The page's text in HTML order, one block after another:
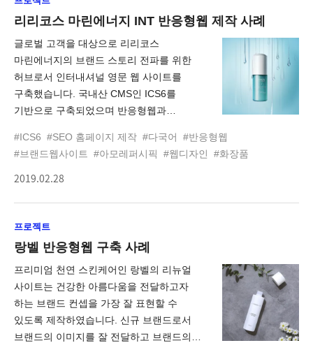
어워드 'best of the best' 수상
리리코스 마린에너지 INT 반응형웹 제작 사례
글로벌 고객을 대상으로 리리코스
마린에너지의 브랜드 스토리 전파를 위한
허브로서 인터내셔널 영문 웹 사이트를
구축했습니다. 국내산 CMS인 ICS6를
기반으로 구축되었으며 반응형웹과
아모레퍼시픽의 디지털 전용 브랜드로서
차별화된 디지털 경험을 제공하여 글로벌
고객에게 자연스러운 브랜드 경험을 통한
웹어워드코리아 2019 프로모션 이노베이션
대상, 앤어워드 2019 GRAND PRIX 을
#ICS6 #SEO 홈페이지 제작 #다국어
#반응형웹
#브랜드웹사이트
#아모레퍼시픽 #웹디자인 #화장품
2019.02.28
프로젝트
랑벨 반응형웹 구축 사례
프리미엄 천연 스킨케어인 랑벨의 리뉴얼
사이트는 건강한 아름다움을 전달하고자
하는 브랜드 컨셉을 가장 잘 표현할 수
있도록 제작하였습니다. 신규 브랜드로서
브랜드의 이미지를 잘 전달하고 브랜드의